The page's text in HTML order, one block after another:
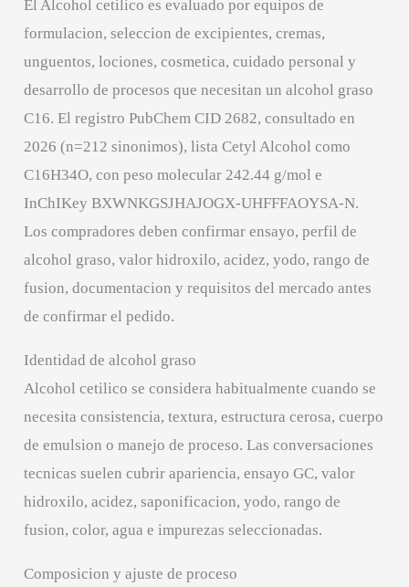
El Alcohol cetilico es evaluado por equipos de
formulacion, seleccion de excipientes, cremas,
unguentos, lociones, cosmetica, cuidado personal y
desarrollo de procesos que necesitan un alcohol graso
C16. El registro PubChem CID 2682, consultado en
2026 (n=212 sinonimos), lista Cetyl Alcohol como
C16H34O, con peso molecular 242.44 g/mol e
InChIKey BXWNKGSJHAJOGX-UHFFFAOYSA-N.
Los compradores deben confirmar ensayo, perfil de
alcohol graso, valor hidroxilo, acidez, yodo, rango de
fusion, documentacion y requisitos del mercado antes
de confirmar el pedido.
Identidad de alcohol graso
Alcohol cetilico se considera habitualmente cuando se
necesita consistencia, textura, estructura cerosa, cuerpo
de emulsion o manejo de proceso. Las conversaciones
tecnicas suelen cubrir apariencia, ensayo GC, valor
hidroxilo, acidez, saponificacion, yodo, rango de
fusion, color, agua e impurezas seleccionadas.
Composicion y ajuste de proceso